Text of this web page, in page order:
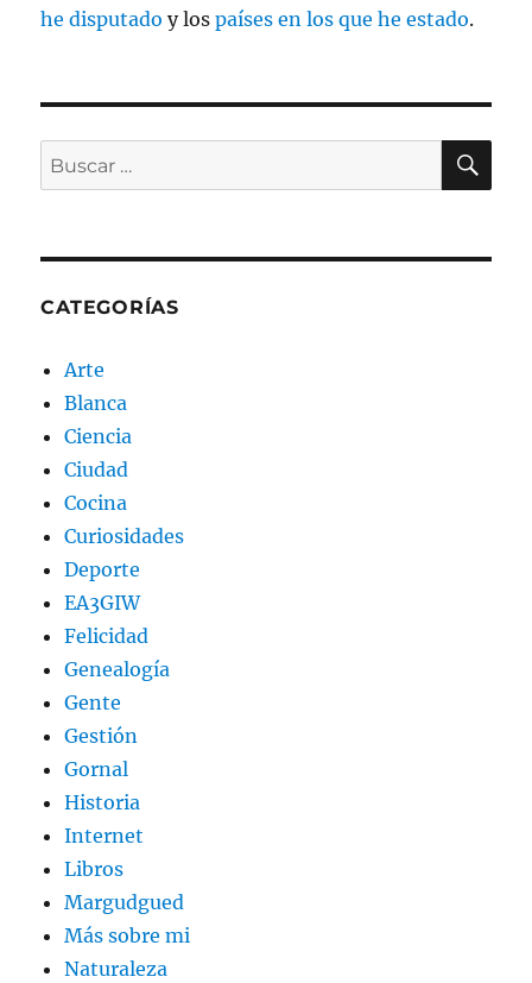
he disputado y lospaíses en los que he estado.
Buscar
por:
CATEGORÍAS
Arte
Blanca
Ciencia
Ciudad
Cocina
Curiosidades
Deporte
EA3GIW
Felicidad
Genealogía
Gente
Gestión
Gornal
Historia
Internet
Libros
Margudgued
Más sobre mi
Naturaleza